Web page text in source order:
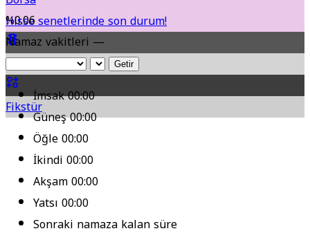
Hisse senetlerinde son durum!
Yol Durumu
Fikstür
%0.06
Namaz vakitleri —
Getir
İmsak00:00
Güneş00:00
Öğle00:00
İkindi00:00
Akşam00:00
Yatsı00:00
Sonraki namaza kalan süre